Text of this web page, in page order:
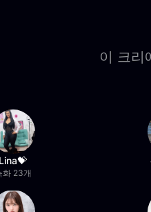
이 크리
Lina💝
화 23개